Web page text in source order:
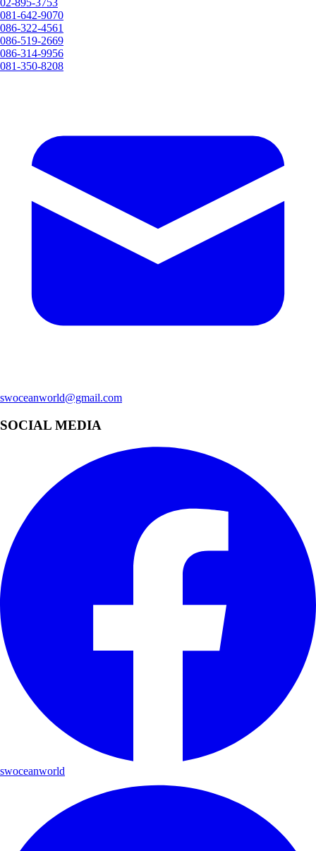
02-895-3753
081-642-9070
086-322-4561
086-519-2669
086-314-9956
081-350-8208
swoceanworld@gmail.com
SOCIAL MEDIA
swoceanworld